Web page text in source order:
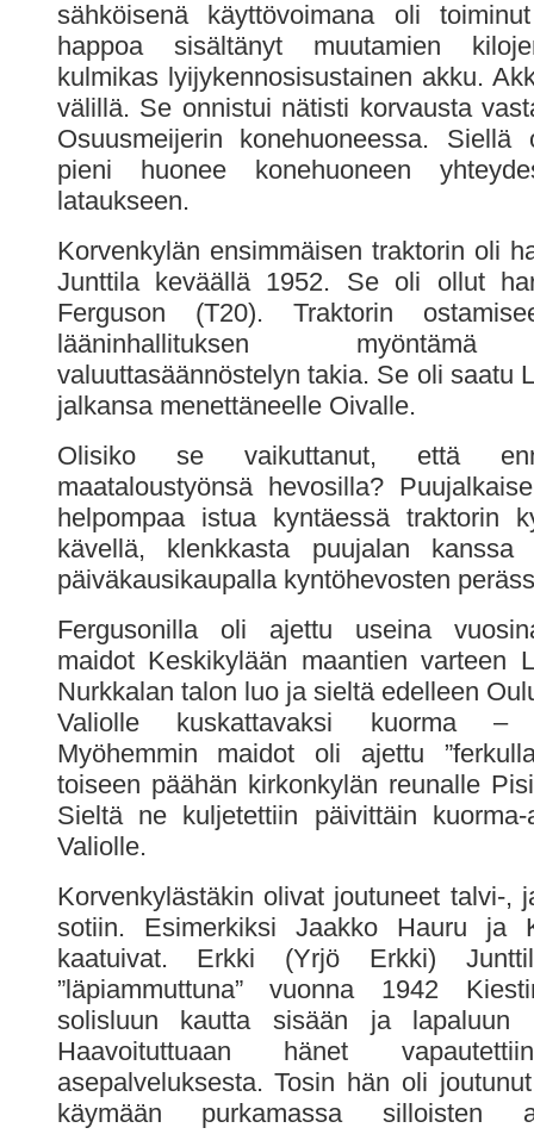
sähköisenä käyttövoimana oli
happoa sisältänyt muutamien
kulmikas lyijykennosisustainen akku.
välillä. Se onnistui nätisti korvausta
Osuusmeijerin konehuoneessa.
pieni huonee konehuoneen
lataukseen.
Korvenkylän ensimmäisen traktorin oli
Junttila keväällä 1952. Se oli ollut
Ferguson (T20). Traktorin
lääninhallituksen myöntämä
valuuttasäännöstelyn takia. Se oli saatu
jalkansa menettäneelle Oivalle.
Olisiko se vaikuttanut, että
maataloustyönsä hevosilla?
helpompaa istua kyntäessä traktorin
kävellä, klenkkasta puujalan kanssa
päiväkausikaupalla kyntöhevosten
Fergusonilla oli ajettu useina
maidot Keskikylään maantien varteen
Nurkkalan talon luo ja sieltä edelleen
Valiolle kuskattavaksi kuorma –
Myöhemmin maidot oli ajettu
toiseen päähän kirkonkylän reunalle
Sieltä ne kuljetettiin päivittäin kuorma-
Valiolle.
Korvenkylästäkin olivat joutuneet talvi-,
sotiin. Esimerkiksi Jaakko Hauru ja
kaatuivat. Erkki (Yrjö Erkki)
”läpiammuttuna” vuonna 1942
solisluun kautta sisään ja lapaluun
Haavoituttuaan hänet
asepalveluksesta. Tosin hän oli
käymään purkamassa silloisten